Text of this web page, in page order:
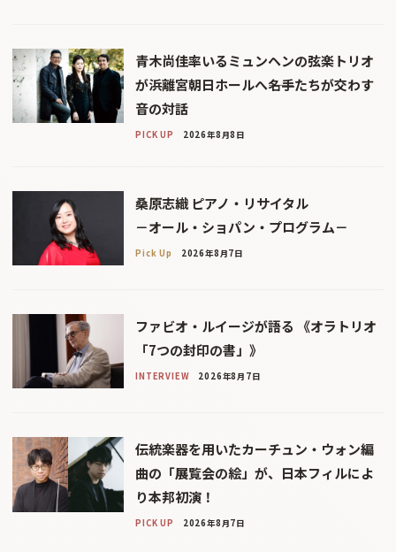
青木尚佳率いるミュンヘンの弦楽トリオ
が浜離宮朝日ホールへ――名手たちが交わす
音の対話
PICK UP 2026年8月8日
桑原志織 ピアノ・リサイタル
－オール・ショパン・プログラム－
Pick Up 2026年8月7日
ファビオ・ルイージが語る 《オラトリオ
「7つの封印の書」》
INTERVIEW 2026年8月7日
伝統楽器を用いたカーチュン・ウォン編
曲の「展覧会の絵」が、日本フィルによ
り本邦初演！
PICK UP 2026年8月7日